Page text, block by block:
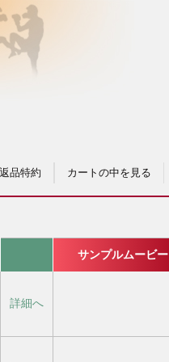
返品特約 カートの中を見る
サンプルムービー
詳細へ